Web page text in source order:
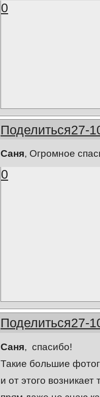
0
Поделиться27-
Саня, Огромное
0
Поделиться27-
Саня, спасибо!
Такие большие
и от этого возникает